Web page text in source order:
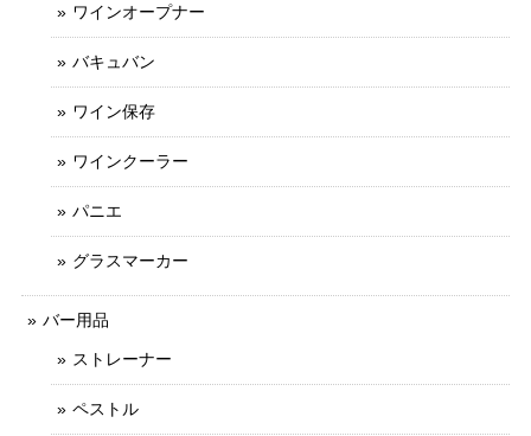
ワインオープナー
バキュバン
ワイン保存
ワインクーラー
パニエ
グラスマーカー
バー用品
ストレーナー
ペストル